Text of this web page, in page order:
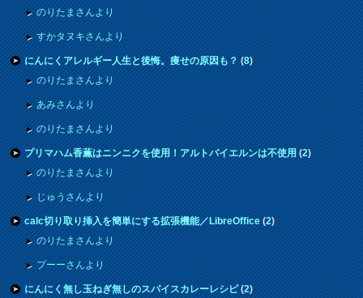
のりたまさんより
すかタヌキさんより
にんにくアレルギー人生と後悔。痩せの原因も？(8)
のりたまさんより
あみさんより
のりたまさんより
プリマハム香薫はニンニクを使用！アルトバイエルンは不使用(2)
のりたまさんより
じゅうさんより
calc切り取り挿入を簡単にする拡張機能／LibreOffice(2)
のりたまさんより
プーーさんより
にんにく無し玉ねぎ無しのスパイスカレーレシピ(2)